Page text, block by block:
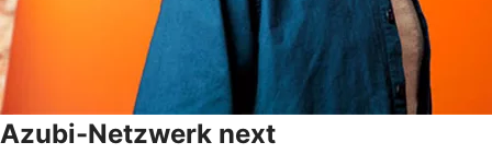
Azubi-Netzwerk next